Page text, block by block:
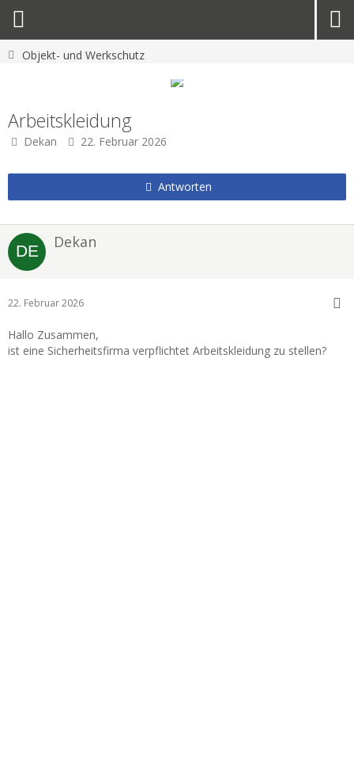
Objekt- und Werkschutz
Arbeitskleidung
Dekan 22. Februar 2026
Antworten
Dekan
22. Februar 2026
Hallo Zusammen,
ist eine Sicherheitsfirma verpflichtet Arbeitskleidung zu stellen?